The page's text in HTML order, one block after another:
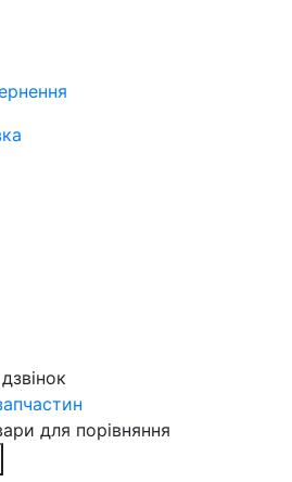
для порівняння